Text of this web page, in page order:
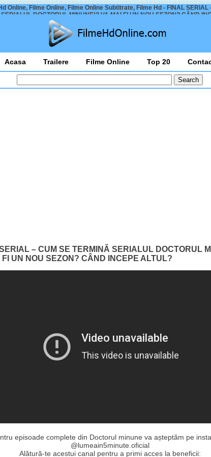
Online, Filme Online, Filme Online Subtitrate, Filme Hd - FINAL SERIAL
DOCTORUL MINUNE!? VA MAI FI UN NOU SEZON? CÂND
Acasa Trailere Filme Online Top 20
– CUM SE TERMINĂ SERIALUL DOCTORUL
FI UN NOU SEZON? CÂND INCEPE ALTUL?
episoade complete din Doctorul minune va așteptăm pe
@lumeain5minute.oficial
Alătură-te acestui canal pentru a primi acces la beneficii: